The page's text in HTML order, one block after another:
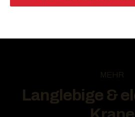
MEHR
Langlebige &